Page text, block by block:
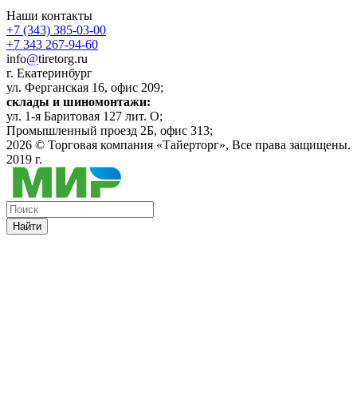
Наши контакты
+7 (343) 385-03-00
+7 343 267-94-60
info@tiretorg.ru
г. Екатеринбург
ул. Ферганская 16, офис 209;
склады и шиномонтажи:
ул. 1-я Баритовая 127 лит. О;
Промышленный проезд 2Б, офис 313;
2026 © Торговая компания «Тайерторг», Все права защищены.
2019 г.
Найти